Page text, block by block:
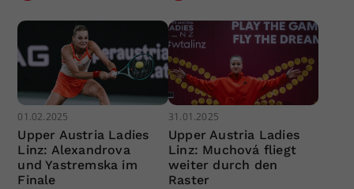
01.02.2025
Upper Austria Ladies
Linz: Alexandrova
und Yastremska im
Finale
31.01.2025
Upper Austria Ladies
Linz: Muchová fliegt
weiter durch den
Raster